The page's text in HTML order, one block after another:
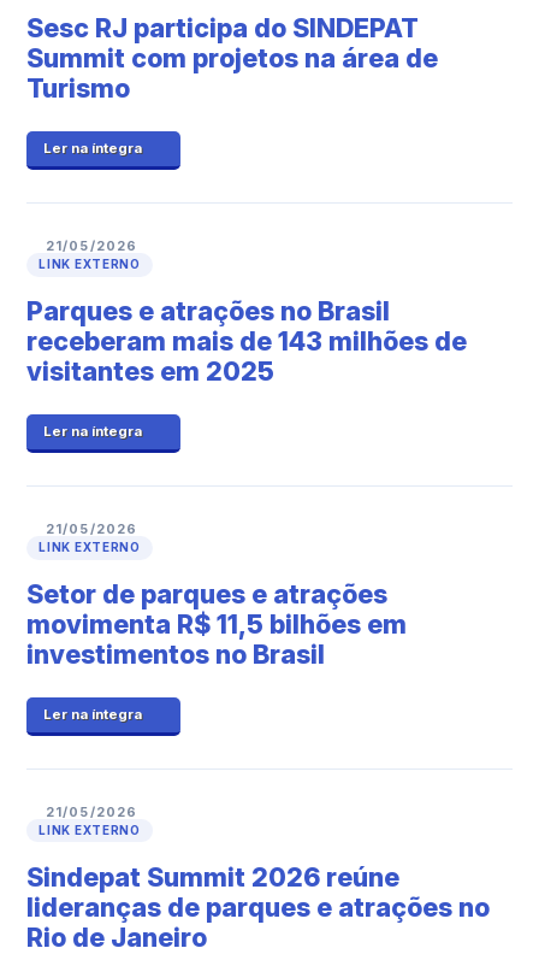
Sesc RJ participa do SINDEPAT
Summit com projetos na área de
Turismo
Ler na íntegra
21/05/2026
LINK EXTERNO
Parques e atrações no Brasil
receberam mais de 143 milhões de
visitantes em 2025
Ler na íntegra
21/05/2026
LINK EXTERNO
Setor de parques e atrações
movimenta R$ 11,5 bilhões em
investimentos no Brasil
Ler na íntegra
21/05/2026
LINK EXTERNO
Sindepat Summit 2026 reúne
lideranças de parques e atrações no
Rio de Janeiro